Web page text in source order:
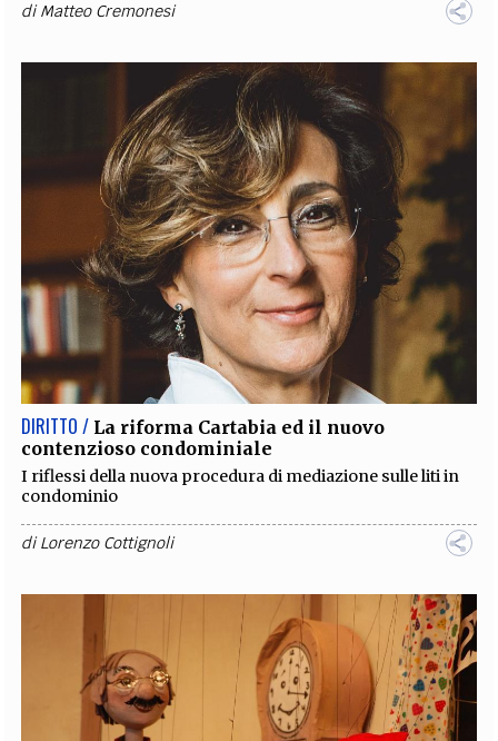
diMatteo Cremonesi
DIRITTO / La riforma Cartabia ed il nuovo
contenzioso condominiale
I riflessi della nuova procedura di mediazione sulle liti in
condominio
diLorenzo Cottignoli